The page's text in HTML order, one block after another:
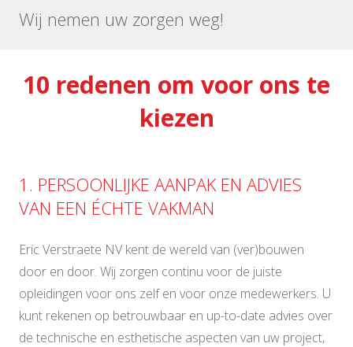
Wij nemen uw zorgen weg!
10 redenen om voor ons te
kiezen
1. PERSOONLIJKE AANPAK EN ADVIES
VAN EEN ÉCHTE VAKMAN
Eric Verstraete NV kent de wereld van (ver)bouwen
door en door. Wij zorgen continu voor de juiste
opleidingen voor ons zelf en voor onze medewerkers. U
kunt rekenen op betrouwbaar en up-to-date advies over
de technische en esthetische aspecten van uw project,